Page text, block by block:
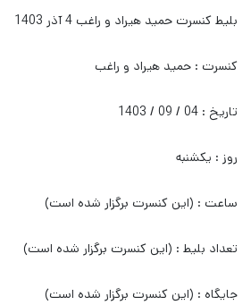
بلیط کنسرت حمید هیراد و راغب 4 آذر 1403
کنسرت : حمید هیراد و راغب
تاریخ : 04 / 09 / 1403
روز : یکشنبه
ساعت : (این کنسرت برگزار شده است)
تعداد بلیط : (این کنسرت برگزار شده است)
جایگاه : (این کنسرت برگزار شده است)